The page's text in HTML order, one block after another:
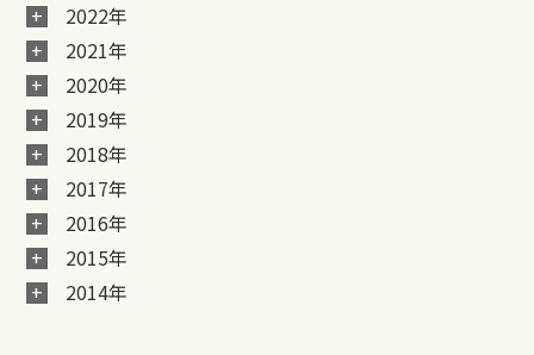
2022年
2021年
2020年
2019年
2018年
2017年
2016年
2015年
2014年